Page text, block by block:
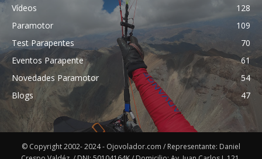
Vídeos
128
Paramotor
109
Test Parapentes
70
Eventos Parapente
61
Novedades Paramotor
54
Blogs
47
© Copyright 2002- 2024 - Ojovolador.com / Representante: Daniel